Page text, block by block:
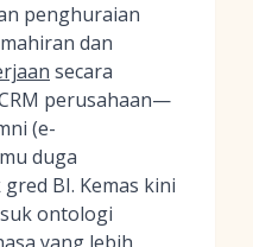
penghuraian
dan
secara
perusahaan—
(e-
duga
BI. Kemas kini
ontologi